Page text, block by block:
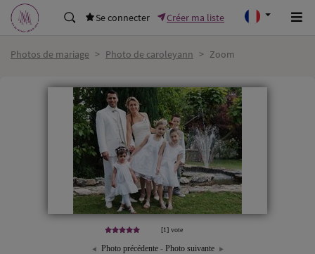
Se connecter Créer ma liste
Photos de mariage > Photo de caroleyann > Zoom
[1] vote
Photo précédente- Photo suivante